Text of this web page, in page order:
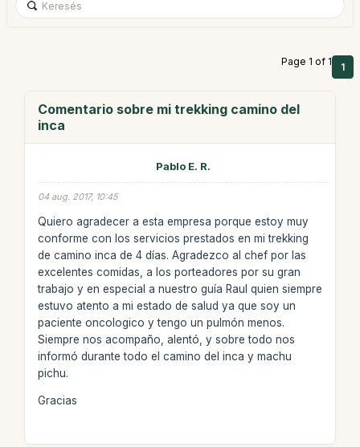
Page 1 of 1 1
Comentario sobre mi trekking camino del
inca
Pablo E. R.
04 aug. 2017, 10:45
Quiero agradecer a esta empresa porque estoy muy
conforme con los servicios prestados en mi trekking
de camino inca de 4 días. Agradezco al chef por las
excelentes comidas, a los porteadores por su gran
trabajo y en especial a nuestro guía Raul quien siempre
estuvo atento a mi estado de salud ya que soy un
paciente oncologico y tengo un pulmón menos.
Siempre nos acompaño, alentó, y sobre todo nos
informó durante todo el camino del inca y machu
pichu.
Gracias